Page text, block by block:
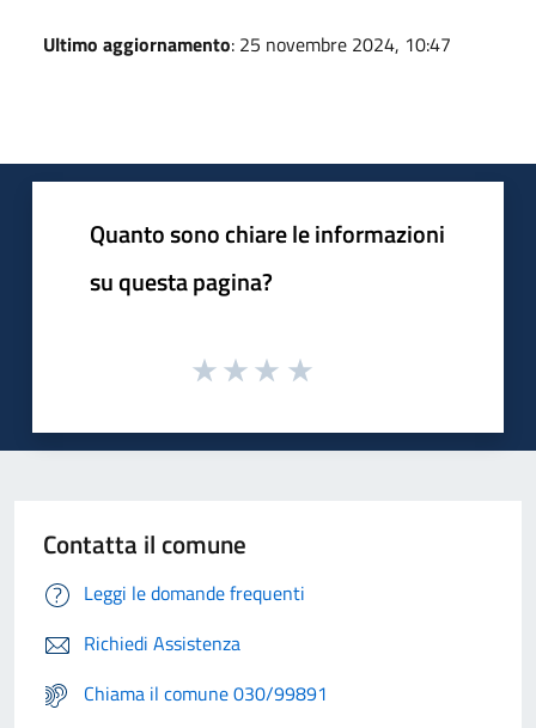
Ultimo aggiornamento: 25 novembre 2024, 10:47
Quanto sono chiare le informazioni
su questa pagina?
Contatta il comune
Leggi le domande frequenti
Richiedi Assistenza
Chiama il comune 030/99891